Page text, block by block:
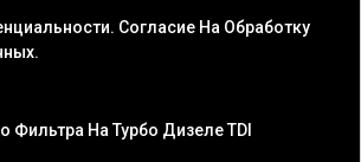
Согласие На Обработку
Фильтра На Турбо Дизеле TDI